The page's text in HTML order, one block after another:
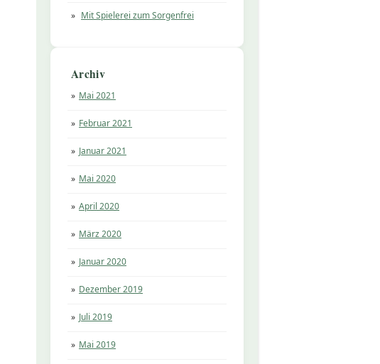
Mit Spielerei zum Sorgenfrei
Archiv
Mai 2021
Februar 2021
Januar 2021
Mai 2020
April 2020
März 2020
Januar 2020
Dezember 2019
Juli 2019
Mai 2019